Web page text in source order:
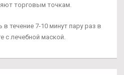
торговым точкам.
течение 7-10 минут пару раз в
с лечебной маской.